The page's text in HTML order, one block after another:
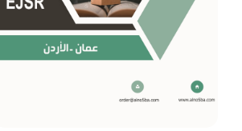
الإصدار الثالث - العدد
الثالث